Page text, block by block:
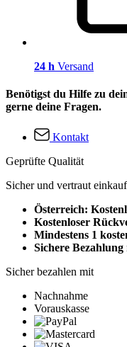
24 h Versand
Benötigst du Hilfe zu
gerne deine Fragen.
Kontakt
Geprüfte Qualität
Sicher und vertraut
Österreich:
Kostenloser
Mindestens 1
Sichere Bezahlung
Sicher bezahlen mit
Nachnahme
Vorauskasse